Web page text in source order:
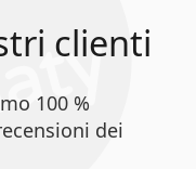
clienti
100 %
dei